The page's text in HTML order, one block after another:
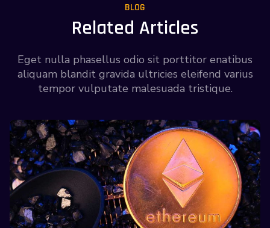
BLOG
Related Articles
Eget nulla phasellus odio sit porttitor enatibus
aliquam blandit gravida ultricies eleifend varius
tempor vulputate malesuada tristique.